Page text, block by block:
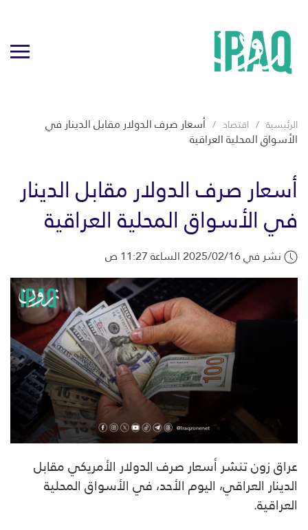
الرئيسية اقتصاد أسعار صرف الدولار مقابل الدينار في
الأسواق المحلية العراقية
أسعار صرف الدولار مقابل الدينار
في الأسواق المحلية العراقية
نشر في 2025/02/16 الساعة 11:27 ص
عراق زون تنشر أسعار صرف الدولار الأمريكي مقابل
الدينار العراقي، اليوم الأحد، في الأسواق المحلية
العراقية.